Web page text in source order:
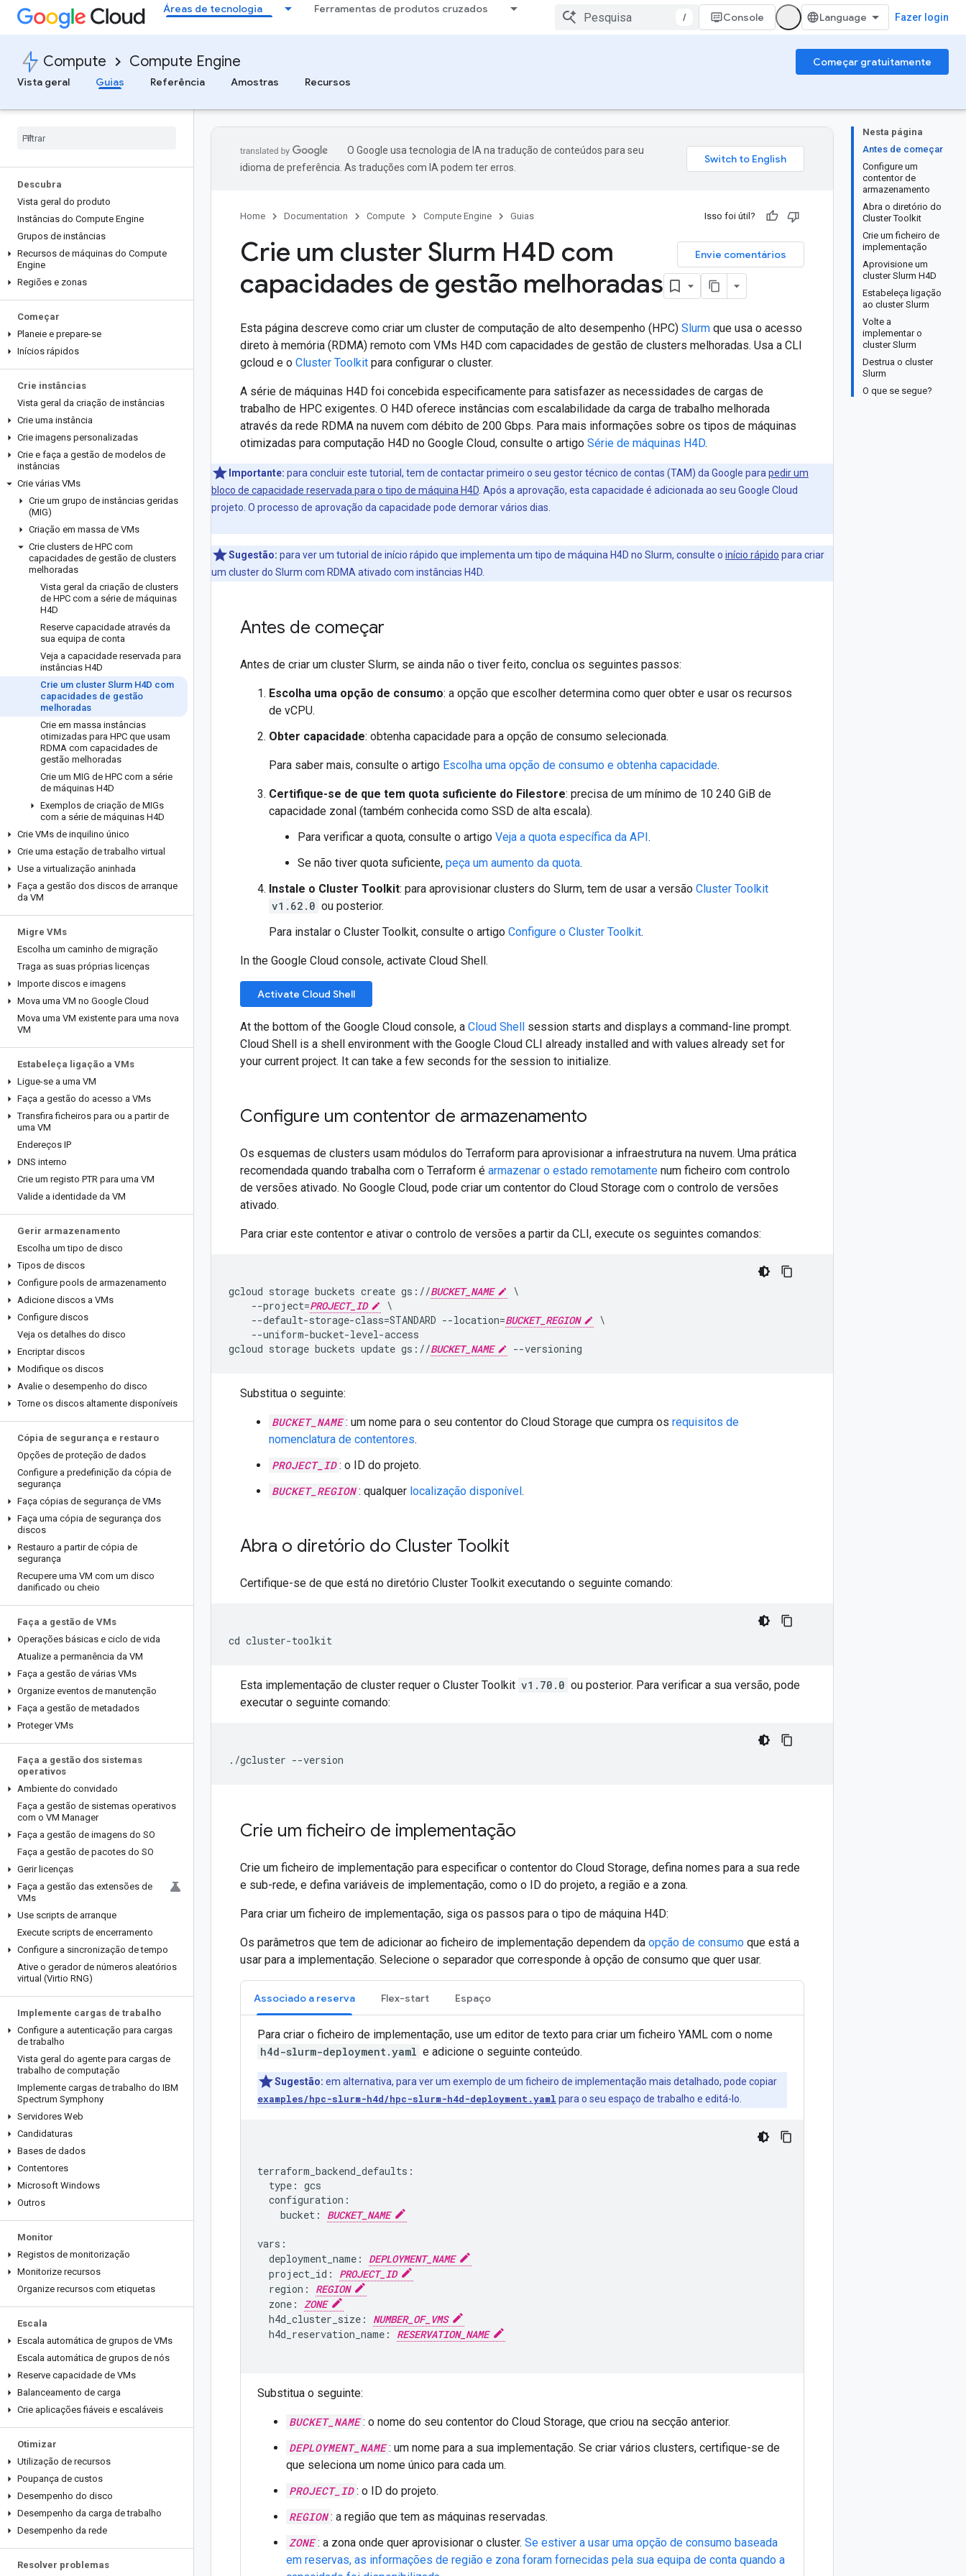
Áreas de tecnologia Ferramentas de produtos cruzados
/ Console Fazer login
Compute Compute Engine
Começar gratuitamente
Vista geral
Guias Referência Amostras Recursos
Descubra
Vista geral do produto
Instâncias do Compute Engine
Grupos de instâncias
Recursos de máquinas do Compute
Engine
Regiões e zonas
Começar
Planeie e prepare-se
Inícios rápidos
Crie instâncias
Vista geral da criação de instâncias
Crie uma instância
Crie imagens personalizadas
Crie e faça a gestão de modelos de
instâncias
Crie várias VMs
Crie um grupo de instâncias geridas
(MIG)
Criação em massa de VMs
Crie clusters de HPC com
capacidades de gestão de clusters
melhoradas
Vista geral da criação de clusters
de HPC com a série de máquinas
H4D
Reserve capacidade através da
sua equipa de conta
Veja a capacidade reservada para
instâncias H4D
Crie um cluster Slurm H4D com
capacidades de gestão
melhoradas
Crie em massa instâncias
otimizadas para HPC que usam
RDMA com capacidades de
gestão melhoradas
Crie um MIG de HPC com a série
de máquinas H4D
Exemplos de criação de MIGs
com a série de máquinas H4D
Crie VMs de inquilino único
Crie uma estação de trabalho virtual
Use a virtualização aninhada
Faça a gestão dos discos de arranque
da VM
Migre VMs
Escolha um caminho de migração
Traga as suas próprias licenças
Importe discos e imagens
Mova uma VM no Google Cloud
Mova uma VM existente para uma nova
VM
Estabeleça ligação a VMs
Ligue-se a uma VM
Faça a gestão do acesso a VMs
Transfira ficheiros para ou a partir de
uma VM
Endereços IP
DNS interno
Crie um registo PTR para uma VM
Valide a identidade da VM
Gerir armazenamento
Escolha um tipo de disco
Tipos de discos
Configure pools de armazenamento
Adicione discos a VMs
Configure discos
Veja os detalhes do disco
Encriptar discos
Modifique os discos
Avalie o desempenho do disco
Torne os discos altamente disponíveis
Cópia de segurança e restauro
Opções de proteção de dados
Configure a predefinição da cópia de
segurança
Faça cópias de segurança de VMs
Faça uma cópia de segurança dos
discos
Restauro a partir de cópia de
segurança
Recupere uma VM com um disco
danificado ou cheio
Faça a gestão de VMs
Operações básicas e ciclo de vida
Atualize a permanência da VM
Faça a gestão de várias VMs
Organize eventos de manutenção
Faça a gestão de metadados
Proteger VMs
Faça a gestão dos sistemas
operativos
Ambiente do convidado
Faça a gestão de sistemas operativos
com o VM Manager
Faça a gestão de imagens do SO
Faça a gestão de pacotes do SO
Gerir licenças
Faça a gestão das extensões de
VMs
Use scripts de arranque
Execute scripts de encerramento
Configure a sincronização de tempo
Ative o gerador de números aleatórios
virtual (Virtio RNG)
Implemente cargas de trabalho
Configure a autenticação para cargas
de trabalho
Vista geral do agente para cargas de
trabalho de computação
Implemente cargas de trabalho do IBM
Spectrum Symphony
Servidores Web
Candidaturas
Bases de dados
Contentores
Microsoft Windows
Outros
Monitor
Registos de monitorização
Monitorize recursos
Organize recursos com etiquetas
Escala
Escala automática de grupos de VMs
Escala automática de grupos de nós
Reserve capacidade de VMs
Balanceamento de carga
Crie aplicações fiáveis e escaláveis
Otimizar
Utilização de recursos
Poupança de custos
Desempenho do disco
Desempenho da carga de trabalho
Desempenho da rede
Resolver problemas
Nesta página
Antes de começar
Configure um
contentor de
armazenamento
Abra o diretório do
Cluster Toolkit
Crie um ficheiro de
implementação
Aprovisione um
cluster Slurm H4D
Estabeleça ligação
ao cluster Slurm
Volte a
implementar o
cluster Slurm
Destrua o cluster
Slurm
O que se segue?
O Google usa tecnologia de IA na tradução de conteúdos para seu
idioma de preferência. As traduções com IA podem ter erros.
Home Documentation Compute Compute Engine Guias Isso foi útil?
Envie comentários
Crie um cluster Slurm H4D com
capacidades de gestão melhoradas
Esta página descreve como criar um cluster de computação de alto desempenho (HPC) Slurm que usa o acesso
direto à memória (RDMA) remoto com VMs H4D com capacidades de gestão de clusters melhoradas. Usa a CLI
gcloud e o Cluster Toolkit para configurar o cluster.
A série de máquinas H4D foi concebida especificamente para satisfazer as necessidades de cargas de
trabalho de HPC exigentes. O H4D oferece instâncias com escalabilidade da carga de trabalho melhorada
através da rede RDMA na nuvem com débito de 200 Gbps. Para mais informações sobre os tipos de máquinas
otimizadas para computação H4D no Google Cloud, consulte o artigo Série de máquinas H4D.
Importante: para concluir este tutorial, tem de contactar primeiro o seu gestor técnico de contas (TAM) da Google para pedir um
bloco de capacidade reservada para o tipo de máquina H4D . Após a aprovação, esta capacidade é adicionada ao seu Google Cloud
projeto. O processo de aprovação da capacidade pode demorar vários dias.
Sugestão: para ver um tutorial de início rápido que implementa um tipo de máquina H4D no Slurm, consulte o início rápido para criar
um cluster do Slurm com RDMA ativado com instâncias H4D.
Antes de começar
Antes de criar um cluster Slurm, se ainda não o tiver feito, conclua os seguintes passos:
Escolha uma opção de consumo: a opção que escolher determina como quer obter e usar os recursos
de vCPU.
Obter capacidade: obtenha capacidade para a opção de consumo selecionada.
Para saber mais, consulte o artigo Escolha uma opção de consumo e obtenha capacidade.
Certifique-se de que tem quota suficiente do Filestore: precisa de um mínimo de 10 240 GiB de
capacidade zonal (também conhecida como SSD de alta escala).
Para verificar a quota, consulte o artigo Veja a quota específica da API.
Se não tiver quota suficiente, peça um aumento da quota.
Instale o Cluster Toolkit: para aprovisionar clusters do Slurm, tem de usar a versão Cluster Toolkit
v1.62.0 ou posterior.
Para instalar o Cluster Toolkit, consulte o artigo Configure o Cluster Toolkit.
In the Google Cloud console, activate Cloud Shell.
Activate Cloud Shell
At the bottom of the Google Cloud console, a Cloud Shell session starts and displays a command-line prompt.
Cloud Shell is a shell environment with the Google Cloud CLI already installed and with values already set for
your current project. It can take a few seconds for the session to initialize.
Configure um contentor de armazenamento
Os esquemas de clusters usam módulos do Terraform para aprovisionar a infraestrutura na nuvem. Uma prática
recomendada quando trabalha com o Terraform é armazenar o estado remotamente num ficheiro com controlo
de versões ativado. No Google Cloud, pode criar um contentor do Cloud Storage com o controlo de versões
ativado.
Para criar este contentor e ativar o controlo de versões a partir da CLI, execute os seguintes comandos:
gcloud storage buckets create gs://BUCKET_NAME
\
    --project=
PROJECT_ID
\
    --default-storage-class=STANDARD --location=
BUCKET_REGION
\
    --uniform-bucket-level-access
gcloud storage buckets update gs://BUCKET_NAME
Substitua o seguinte:
BUCKET_NAME : um nome para o seu contentor do Cloud Storage que cumpra os requisitos de
nomenclatura de contentores.
PROJECT_ID : o ID do projeto.
BUCKET_REGION : qualquer localização disponível.
Abra o diretório do Cluster Toolkit
Certifique-se de que está no diretório Cluster Toolkit executando o seguinte comando:
cd cluster-toolkit
Esta implementação de cluster requer o Cluster Toolkit v1.70.0 ou posterior. Para verificar a sua versão, pode
executar o seguinte comando:
./gcluster --version
Crie um ficheiro de implementação
Crie um ficheiro de implementação para especificar o contentor do Cloud Storage, defina nomes para a sua rede
e sub-rede, e defina variáveis de implementação, como o ID do projeto, a região e a zona.
Para criar um ficheiro de implementação, siga os passos para o tipo de máquina H4D:
Os parâmetros que tem de adicionar ao ficheiro de implementação dependem da opção de consumo que está a
usar para a implementação. Selecione o separador que corresponde à opção de consumo que quer usar.
Associado a reserva Flex-start Espaço
Para criar o ficheiro de implementação, use um editor de texto para criar um ficheiro YAML com o nome
h4d-slurm-deployment.yaml e adicione o seguinte conteúdo.
Sugestão: em alternativa, para ver um exemplo de um ficheiro de implementação mais detalhado, pode copiar
examples/hpc-slurm-h4d/hpc-slurm-h4d-deployment.yaml para o seu espaço de trabalho e editá-lo.
terraform_backend_defaults:
  type: gcs
  configuration:
    bucket:
BUCKET_NAME
vars:
  deployment_name:
DEPLOYMENT_NAME
  project_id:
PROJECT_ID
  region:
REGION
  zone:
ZONE
  h4d_cluster_size:
NUMBER_OF_VMS
  h4d_reservation_name:
RESERVATION_NAME
Substitua o seguinte:
BUCKET_NAME : o nome do seu contentor do Cloud Storage, que criou na secção anterior.
DEPLOYMENT_NAME : um nome para a sua implementação. Se criar vários clusters, certifique-se de
que seleciona um nome único para cada um.
PROJECT_ID : o ID do projeto.
REGION : a região que tem as máquinas reservadas.
ZONE : a zona onde quer aprovisionar o cluster. Se estiver a usar uma opção de consumo baseada
em reservas, as informações de região e zona foram fornecidas pela sua equipa de conta quando a